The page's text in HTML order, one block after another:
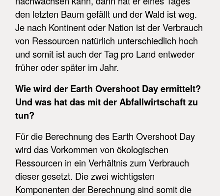
den letzten Baum gefällt und der Wald ist weg.
Je nach Kontinent oder Nation ist der Verbrauch
von Ressourcen natürlich unterschiedlich hoch
und somit ist auch der Tag pro Land entweder
früher oder später im Jahr.
Wie wird der Earth Overshoot Day ermittelt?
Und was hat das mit der Abfallwirtschaft zu
tun?
Für die Berechnung des Earth Overshoot Day
wird das Vorkommen von ökologischen
Ressourcen in ein Verhältnis zum Verbrauch
dieser gesetzt. Die zwei wichtigsten
Komponenten der Berechnung sind somit die